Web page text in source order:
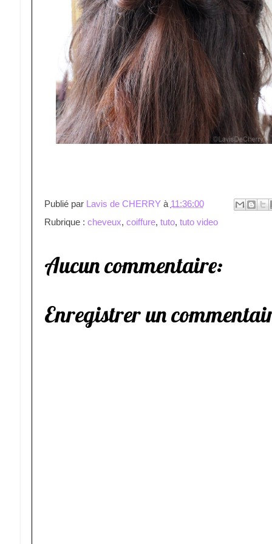
Publié par Lavis de CHERRY à 11:36:00
Rubrique : cheveux, coiffure, tuto, tuto video
Aucun commentaire:
Enregistrer un